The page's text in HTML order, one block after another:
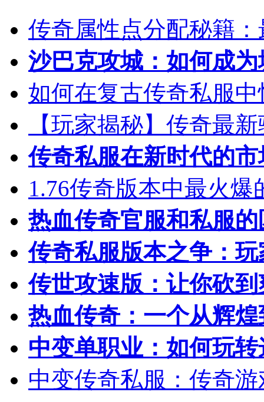
传奇属性点分配秘籍
沙巴克攻城：如何成为
如何在复古传奇私服
【玩家揭秘】传奇最
传奇私服在新时代的
1.76传奇版本中最火
热血传奇官服和私服
传奇私服版本之争：
传世攻速版：让你砍
热血传奇：一个从辉
中变单职业：如何玩
中变传奇私服：传奇